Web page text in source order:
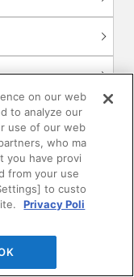
on our web
to analyze our
use of our web
who ma
you have provi
from your use
to custo
Privacy Poli